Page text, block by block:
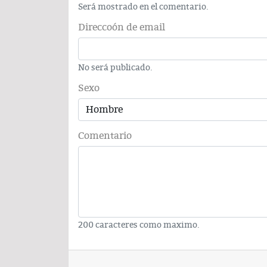
Será mostrado en el comentario.
Direccoón de email
No será publicado.
Sexo
Comentario
200 caracteres como maximo.